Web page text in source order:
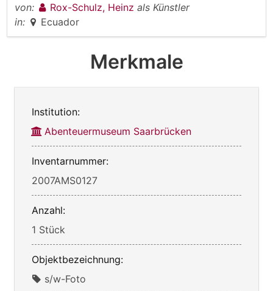
von:
Rox-Schulz, Heinz als Künstler
in:
Ecuador
Merkmale
Institution:
Abenteuermuseum Saarbrücken
Inventarnummer:
2007AMS0127
Anzahl:
1 Stück
Objektbezeichnung:
s/w-Foto